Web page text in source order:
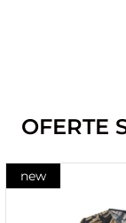
OFERTE
new